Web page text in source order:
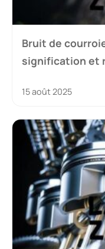
Bruit de
signification et
15 août 2025